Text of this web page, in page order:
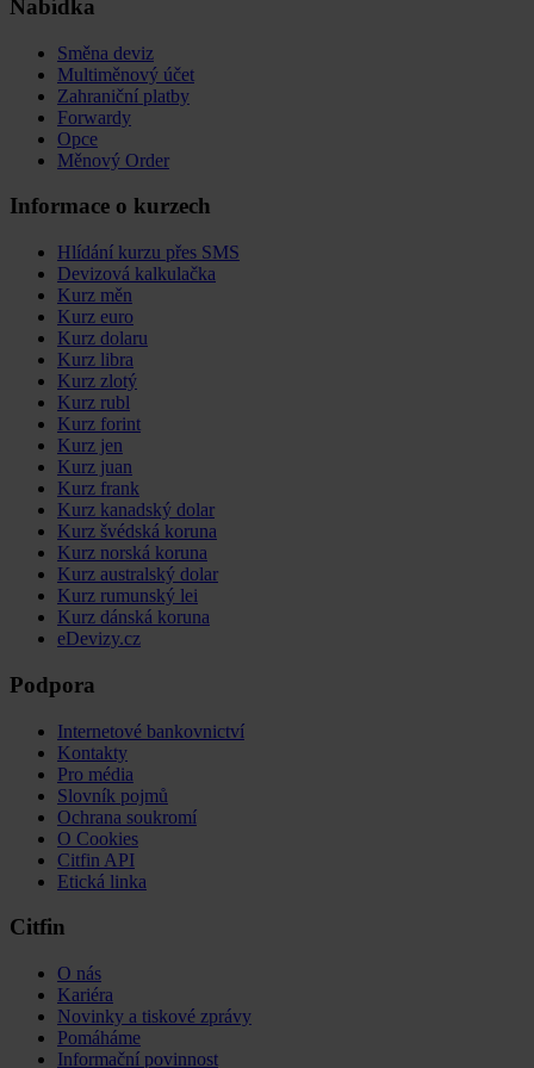
Nabídka
Směna deviz
Multiměnový účet
Zahraniční platby
Forwardy
Opce
Měnový Order
Informace o kurzech
Hlídání kurzu přes SMS
Devizová kalkulačka
Kurz měn
Kurz euro
Kurz dolaru
Kurz libra
Kurz zlotý
Kurz rubl
Kurz forint
Kurz jen
Kurz juan
Kurz frank
Kurz kanadský dolar
Kurz švédská koruna
Kurz norská koruna
Kurz australský dolar
Kurz rumunský lei
Kurz dánská koruna
eDevizy.cz
Podpora
Internetové bankovnictví
Kontakty
Pro média
Slovník pojmů
Ochrana soukromí
O Cookies
Citfin API
Etická linka
Citfin
O nás
Kariéra
Novinky a tiskové zprávy
Pomáháme
Informační povinnost